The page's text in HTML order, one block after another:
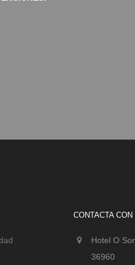
CONTACTA
Hotel O
36960